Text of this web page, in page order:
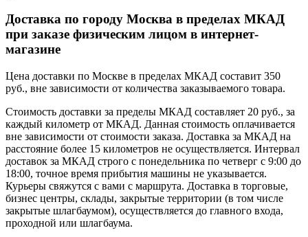
Доставка по городу Москва в пределах МКАД
при заказе физическим лицом в интернет-
магазине
Цена доставки по Москве в пределах МКАД составит 350
руб., вне зависимости от количества заказываемого товара.
Стоимость доставки за пределы МКАД составляет 20 руб., за
каждый километр от МКАД. Данная стоимость оплачивается
вне зависимости от стоимости заказа. Доставка за МКАД на
расстояние более 15 километров не осуществляется. Интервал
доставок за МКАД строго с понедельника по четверг с 9:00 до
18:00, точное время прибытия машины не указывается.
Курьеры свяжутся с вами с маршрута. Доставка в торговые,
бизнес центры, склады, закрытые территории (в том числе
закрытые шлагбаумом), осуществляется до главного входа,
проходной или шлагбаума.